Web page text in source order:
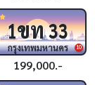
10
1ขท33
กรุงเทพมหานคร
199,000.-